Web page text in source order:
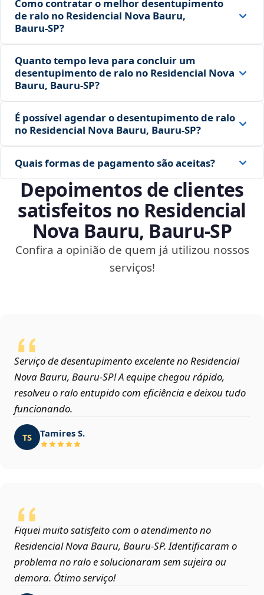
Como contratar o melhor desentupimento
de ralo no Residencial Nova Bauru,
Bauru‑SP?
Quanto tempo leva para concluir um
desentupimento de ralo no Residencial Nova
Bauru, Bauru‑SP?
É possível agendar o desentupimento de ralo
no Residencial Nova Bauru, Bauru‑SP?
Quais formas de pagamento são aceitas?
Depoimentos de clientes
satisfeitos no Residencial
Nova Bauru, Bauru‑SP
Confira a opinião de quem já utilizou nossos
serviços!
Serviço de desentupimento excelente no Residencial
Nova Bauru, Bauru‑SP! A equipe chegou rápido,
resolveu o ralo entupido com eficiência e deixou tudo
funcionando.
TS Tamires S.
Fiquei muito satisfeito com o atendimento no
Residencial Nova Bauru, Bauru‑SP. Identificaram o
problema no ralo e solucionaram sem sujeira ou
demora. Ótimo serviço!